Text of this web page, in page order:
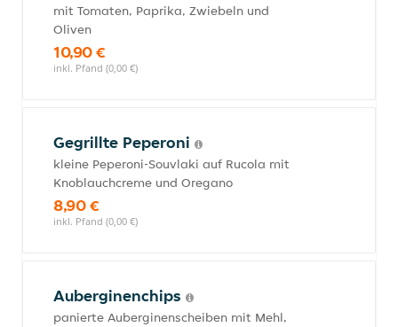
mit Tomaten, Paprika, Zwiebeln und
Oliven
10,90 €
inkl. Pfand (0,00 €)
Gegrillte Peperoni
kleine Peperoni-Souvlaki auf Rucola mit
Knoblauchcreme und Oregano
8,90 €
inkl. Pfand (0,00 €)
Auberginenchips
panierte Auberginenscheiben mit Mehl,